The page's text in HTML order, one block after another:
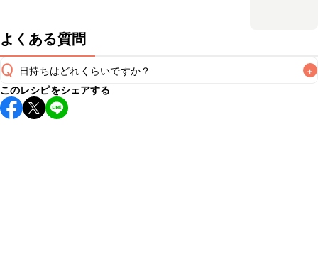
よくある質問
Q 日持ちはどれくらいですか？ +
こちらのレシピは出来たてをお召し上がりいただくことをお
すすめします。
このレシピをシェアする